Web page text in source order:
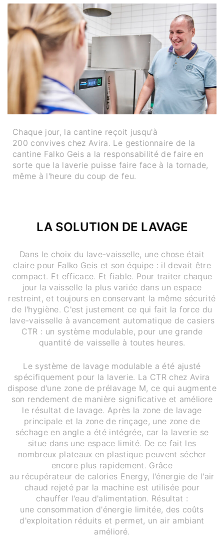
Chaque jour, la cantine reçoit jusqu'à
200 convives chez Avira. Le gestionnaire de la
cantine Falko Geis a la responsabilité de faire en
sorte que la laverie puisse faire face à la tornade,
même à l'heure du coup de feu.
LA SOLUTION DE LAVAGE
Dans le choix du lave-vaisselle, une chose était
claire pour Falko Geis et son équipe : il devait être
compact. Et efficace. Et fiable. Pour traiter chaque
jour la vaisselle la plus variée dans un espace
restreint, et toujours en conservant la même sécurité
de l'hygiène. C'est justement ce qui fait la force du
lave-vaisselle à avancement automatique de casiers
CTR : un système modulable, pour une grande
quantité de vaisselle à toutes heures.
Le système de lavage modulable a été ajusté
spécifiquement pour la laverie. La CTR chez Avira
dispose d'une zone de prélavage M, ce qui augmente
son rendement de manière significative et améliore
le résultat de lavage. Après la zone de lavage
principale et la zone de rinçage, une zone de
séchage en angle a été intégrée, car la laverie se
situe dans une espace limité. De ce fait les
nombreux plateaux en plastique peuvent sécher
encore plus rapidement. Grâce
au récupérateur de calories Energy, l'énergie de l'air
chaud rejeté par la machine est utilisée pour
chauffer l'eau d'alimentation. Résultat :
une consommation d'énergie limitée, des coûts
d'exploitation réduits et permet, un air ambiant
amélioré.